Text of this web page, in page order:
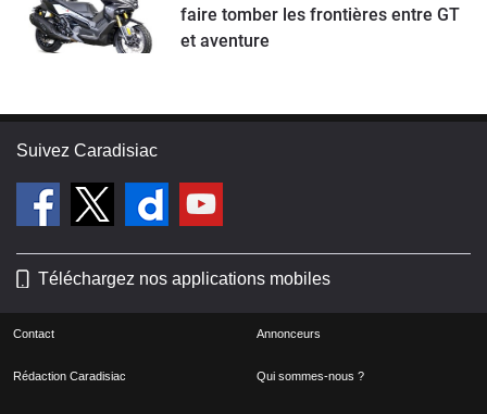
faire tomber les frontières entre GT
et aventure
Suivez Caradisiac
Téléchargez nos applications mobiles
Contact Annonceurs
Rédaction Caradisiac Qui sommes-nous ?